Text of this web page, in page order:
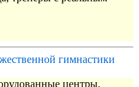
гимнастики
центры,